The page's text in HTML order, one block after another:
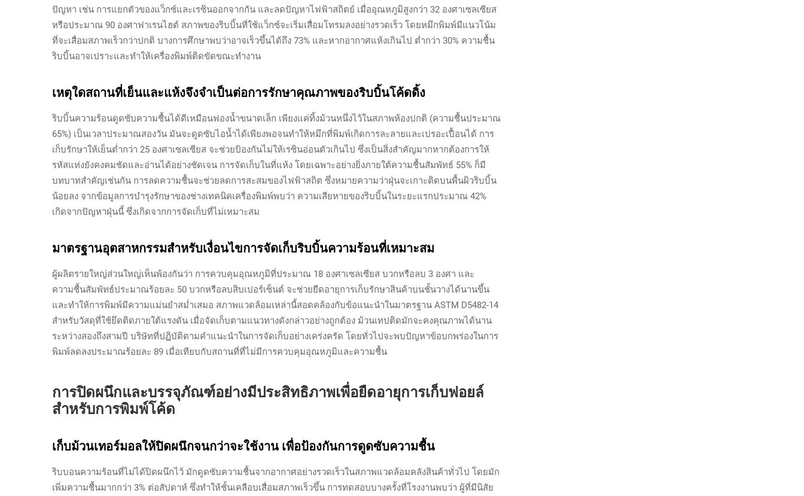
ปัญหา เช่น การแยกตัวของแว็กซ์และเรซินออกจากกัน และลดปัญหาไฟฟ้าสถิตย์ เมื่ออุณหภูมิสูงกว่า 32 องศาเซลเซียส
หรือประมาณ 90 องศาฟาเรนไฮต์ สภาพของริบบิ้นที่ใช้แว็กซ์จะเริ่มเสื่อมโทรมลงอย่างรวดเร็ว โดยหมึกพิมพ์มีแนวโน้ม
ที่จะเสื่อมสภาพเร็วกว่าปกติ บางการศึกษาพบว่าอาจเร็วขึ้นได้ถึง 73% และหากอากาศแห้งเกินไป ต่ำกว่า 30% ความชื้น
ริบบิ้นอาจเปราะและทำให้เครื่องพิมพ์ติดขัดขณะทำงาน
เหตุใดสถานที่เย็นและแห้งจึงจำเป็นต่อการรักษาคุณภาพของริบบิ้นโค้ดดิ้ง
ริบบิ้นความร้อนดูดซับความชื้นได้ดีเหมือนฟองน้ำขนาดเล็ก เพียงแค่ทิ้งม้วนหนึ่งไว้ในสภาพห้องปกติ (ความชื้นประมาณ
65%) เป็นเวลาประมาณสองวัน มันจะดูดซับไอน้ำได้เพียงพอจนทำให้หมึกที่พิมพ์เกิดการละลายและเปรอะเปื้อนได้ การ
เก็บรักษาให้เย็นต่ำกว่า 25 องศาเซลเซียส จะช่วยป้องกันไม่ให้เรซินอ่อนตัวเกินไป ซึ่งเป็นสิ่งสำคัญมากหากต้องการให้
รหัสแท่งยังคงคมชัดและอ่านได้อย่างชัดเจน การจัดเก็บในที่แห้ง โดยเฉพาะอย่างยิ่งภายใต้ความชื้นสัมพัทธ์ 55% ก็มี
บทบาทสำคัญเช่นกัน การลดความชื้นจะช่วยลดการสะสมของไฟฟ้าสถิต ซึ่งหมายความว่าฝุ่นจะเกาะติดบนพื้นผิวริบบิ้น
น้อยลง จากข้อมูลการบำรุงรักษาของช่างเทคนิคเครื่องพิมพ์พบว่า ความเสียหายของริบบิ้นในระยะแรกประมาณ 42%
เกิดจากปัญหาฝุ่นนี้ ซึ่งเกิดจากการจัดเก็บที่ไม่เหมาะสม
มาตรฐานอุตสาหกรรมสำหรับเงื่อนไขการจัดเก็บริบบิ้นความร้อนที่เหมาะสม
ผู้ผลิตรายใหญ่ส่วนใหญ่เห็นพ้องกันว่า การควบคุมอุณหภูมิที่ประมาณ 18 องศาเซลเซียส บวกหรือลบ 3 องศา และ
ความชื้นสัมพัทธ์ประมาณร้อยละ 50 บวกหรือลบสิบเปอร์เซ็นต์ จะช่วยยืดอายุการเก็บรักษาสินค้าบนชั้นวางได้นานขึ้น
และทำให้การพิมพ์มีความแม่นยำสม่ำเสมอ สภาพแวดล้อมเหล่านี้สอดคล้องกับข้อแนะนำในมาตรฐาน ASTM D5482-14
สำหรับวัสดุที่ใช้ยึดติดภายใต้แรงดัน เมื่อจัดเก็บตามแนวทางดังกล่าวอย่างถูกต้อง ม้วนเทปติดมักจะคงคุณภาพได้นาน
ระหว่างสองถึงสามปี บริษัทที่ปฏิบัติตามคำแนะนำในการจัดเก็บอย่างเคร่งครัด โดยทั่วไปจะพบปัญหาข้อบกพร่องในการ
พิมพ์ลดลงประมาณร้อยละ 89 เมื่อเทียบกับสถานที่ที่ไม่มีการควบคุมอุณหภูมิและความชื้น
การปิดผนึกและบรรจุภัณฑ์อย่างมีประสิทธิภาพเพื่อยืดอายุการเก็บฟอยล์
สำหรับการพิมพ์โค้ด
เก็บม้วนเทอร์มอลให้ปิดผนึกจนกว่าจะใช้งาน เพื่อป้องกันการดูดซับความชื้น
ริบบอนความร้อนที่ไม่ได้ปิดผนึกไว้ มักดูดซับความชื้นจากอากาศอย่างรวดเร็วในสภาพแวดล้อมคลังสินค้าทั่วไป โดยมัก
เพิ่มความชื้นมากกว่า 3% ต่อสัปดาห์ ซึ่งทำให้ชั้นเคลือบเสื่อมสภาพเร็วขึ้น การทดสอบบางครั้งที่โรงงานพบว่า ผู้ที่มีนิสัย